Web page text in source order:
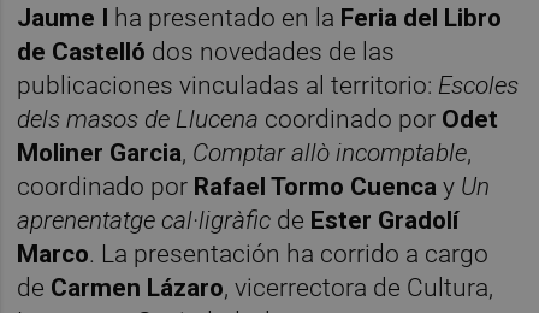
Jaume I ha presentado en la Feria del Libro
de Castelló dos novedades de las
publicaciones vinculadas al territorio: Escoles
dels masos de Llucena coordinado por Odet
Moliner Garcia, Comptar allò incomptable,
coordinado por Rafael Tormo Cuenca y Un
aprenentatge cal·ligràfic de Ester Gradolí
Marco. La presentación ha corrido a cargo
de Carmen Lázaro, vicerrectora de Cultura,